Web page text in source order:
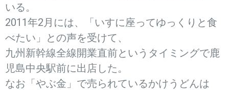
いる。
2011年2月には、「いすに座ってゆっくりと食
べたい」との声を受けて、
九州新幹線全線開業直前というタイミングで鹿
児島中央駅前に出店した。
なお「やぶ金」で売られているかけうどんは